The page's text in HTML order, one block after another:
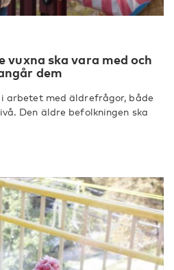
ska vara med och
dem
arbetet med äldrefrågor, både
Den äldre befolkningen ska